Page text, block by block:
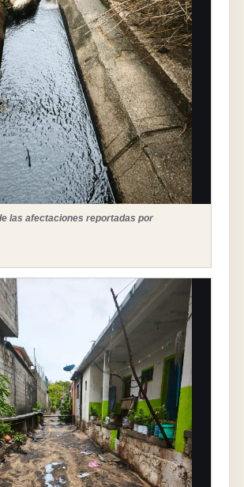
las afectaciones reportadas por